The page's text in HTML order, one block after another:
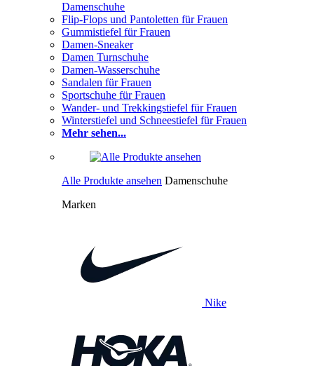
Damenschuhe
Flip-Flops und Pantoletten für Frauen
Gummistiefel für Frauen
Damen-Sneaker
Damen Turnschuhe
Damen-Wasserschuhe
Sandalen für Frauen
Sportschuhe für Frauen
Wander- und Trekkingstiefel für Frauen
Winterstiefel und Schneestiefel für Frauen
Mehr sehen...
Alle Produkte ansehen Damenschuhe
Marken
Nike